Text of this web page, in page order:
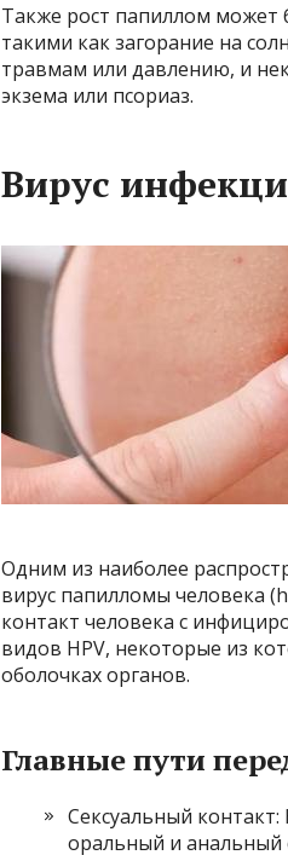
Также рост папиллом
такими как загорание на
травмам или давлению, и
экзема или псориаз.
Вирус
Одним из наиболее
вирус папилломы человека
контакт человека с
видов HPV, некоторые из
оболочках органов.
Главные пути
Сексуальный
оральный и анальный